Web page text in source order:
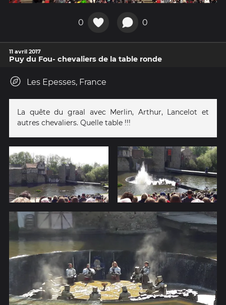
0 0
11 avril 2017
Puy du Fou- chevaliers de la table ronde
Les Epesses, France
La quête du graal avec Merlin, Arthur, Lancelot et
autres chevaliers. Quelle table !!!